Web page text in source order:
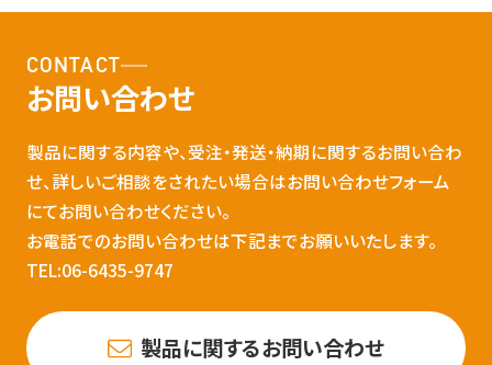
CONTACT
お問い合わせ
製品に関する内容や、受注・発送・納期に関するお問い合わ
せ、詳しいご相談をされたい場合はお問い合わせフォーム
にてお問い合わせください。
お電話でのお問い合わせは下記までお願いいたします。
TEL:06-6435-9747
製品に関するお問い合わせ